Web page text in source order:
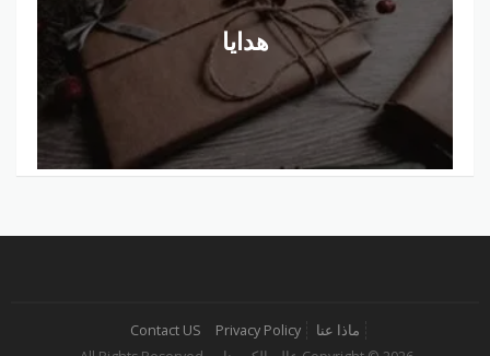
هدايا
ماذا عنا Privacy Policy
Contact US